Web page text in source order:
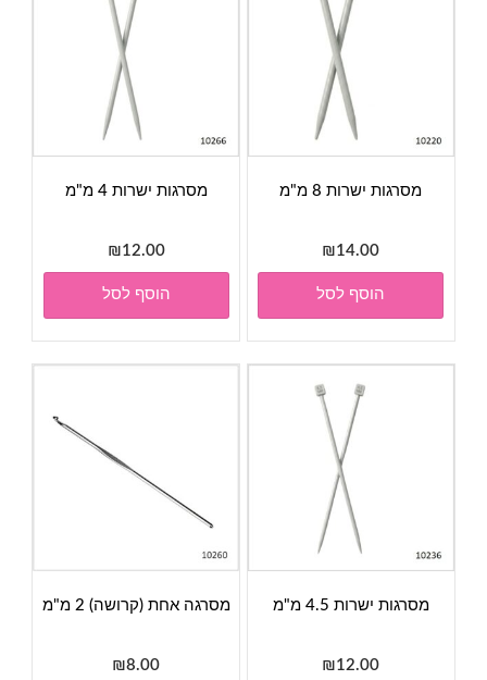
מסרגות ישרות 8 מ"מ
₪14.00
הוסף לסל
מסרגות ישרות 4 מ"מ
₪12.00
הוסף לסל
מסרגות ישרות 4.5 מ"מ
₪12.00
מסרגה אחת (קרושה) 2 מ"מ
₪8.00